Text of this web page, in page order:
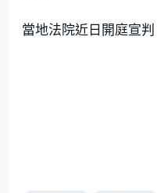
當地法院近日開庭宣